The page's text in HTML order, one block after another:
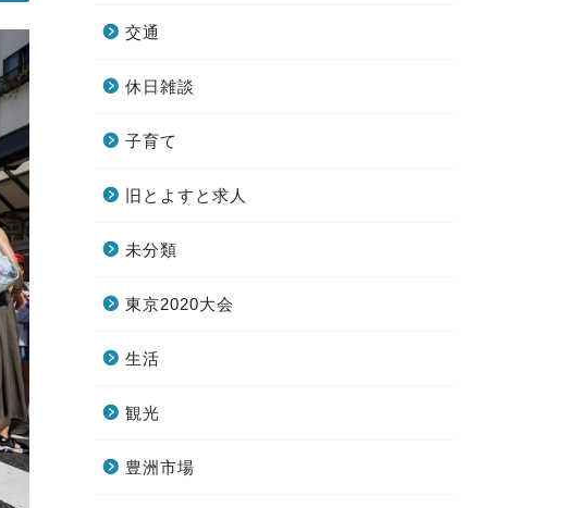
交通
休日雑談
子育て
旧とよすと求人
未分類
東京2020大会
生活
観光
豊洲市場